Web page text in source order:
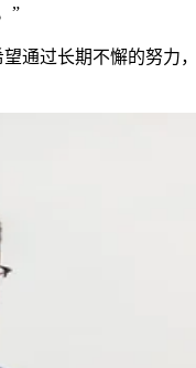
”
通过长期不懈的努